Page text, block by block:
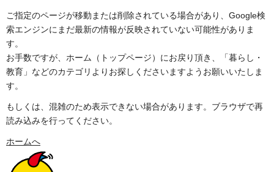
ご指定のページが移動または削除されている場合があり、 Google検
索エンジンにまだ最新の情報が反映されていない可能性がありま
す。
お手数ですが、ホーム（トップページ）にお戻り頂き、「暮らし・
教育」などのカテゴリよりお探しくださいますようお願いいたしま
す。
もしくは、混雑のため表示できない場合があります。ブラウザで再
読み込みを行ってください。
ホームへ